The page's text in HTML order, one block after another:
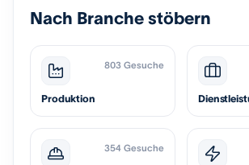
Nach Branche stöbern
803 Gesuche
Produktion
354 Gesuche